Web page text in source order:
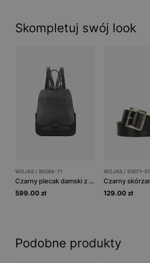
Skompletuj swój look
WOJAS / 80264-71
Czarny plecak damski z ciemnymi metalowymi elementami
599.00 zł
WOJAS / 93071-51
129.00 zł
Podobne produkty